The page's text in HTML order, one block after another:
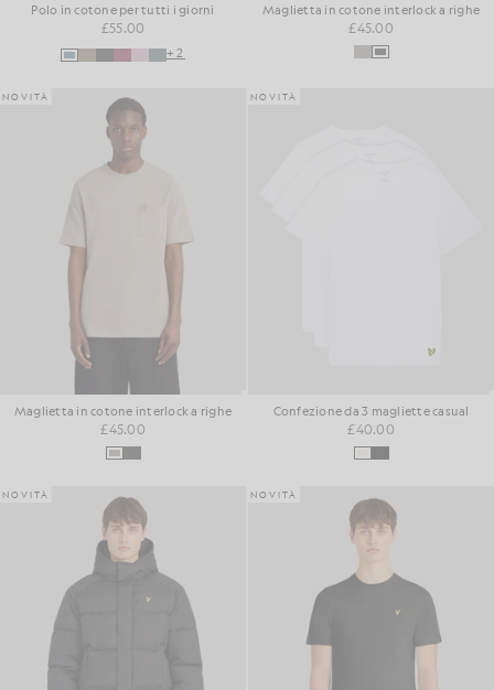
Polo in cotone per tutti i giorni
£55.00
+2
Maglietta in cotone interlock a righe
£45.00
NOVITÀ
Maglietta in cotone interlock a righe
£45.00
NOVITÀ
Confezione da 3 magliette casual
£40.00
NOVITÀ NOVITÀ